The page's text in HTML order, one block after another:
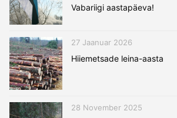
Vabariigi aastapäeva!
27 Jaanuar 2026
Hiiemetsade leina-aasta
28 November 2025